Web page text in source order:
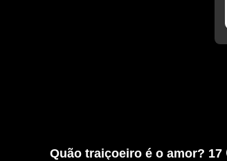
Quão traiçoeiro é o amor? 17